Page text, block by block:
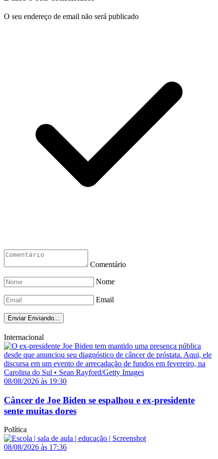
O seu endereço de email não será publicado
Comentário
Nome
Email
Enviar Enviando...
Internacional
08/08/2026 às 19:30
Câncer de Joe Biden se espalhou e ex-presidente
sente muitas dores
Política
08/08/2026 às 17:36